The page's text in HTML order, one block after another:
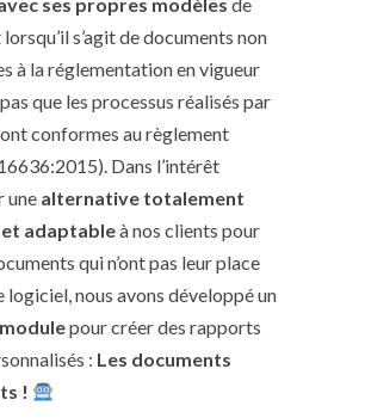
ses propres modèles de
s’agit de documents non
à la réglementation en vigueur
que les processus réalisés par
conformes au règlement
Dans l’intérêt
une alternative totalement
adaptableà nos clients pour
qui n’ont pas leur place
logiciel, nous avons développé un
pour créer des rapports
: Les documents
!